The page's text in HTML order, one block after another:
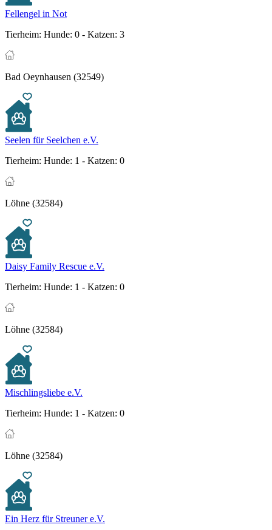
Fellengel in Not
Tierheim: Hunde: 0 - Katzen: 3
Bad Oeynhausen (32549)
Seelen für Seelchen e.V.
Tierheim: Hunde: 1 - Katzen: 0
Löhne (32584)
Daisy Family Rescue e.V.
Tierheim: Hunde: 1 - Katzen: 0
Löhne (32584)
Mischlingsliebe e.V.
Tierheim: Hunde: 1 - Katzen: 0
Löhne (32584)
Ein Herz für Streuner e.V.